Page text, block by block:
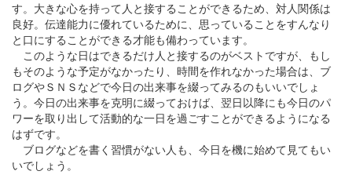
す。大きな心を持って人と接することができるため、対人関係は
良好。伝達能力に優れているために、思っていることをすんなり
と口にすることができる才能も備わっています。
このような日はできるだけ人と接するのがベストですが、もし
もそのような予定がなかったり、時間を作れなかった場合は、ブ
ログやＳＮＳなどで今日の出来事を綴ってみるのもいいでしょ
う。今日の出来事を克明に綴っておけば、翌日以降にも今日のパ
ワーを取り出して活動的な一日を過ごすことができるようになる
はずです。
ブログなどを書く習慣がない人も、今日を機に始めて見てもい
いでしょう。